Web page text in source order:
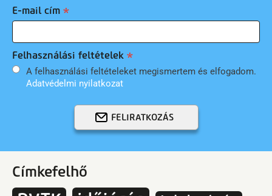
E-mail cím
Felhasználási feltételek
A felhasználási feltételeket megismertem és elfogadom.
Adatvédelmi nyilatkozat
FELIRATKOZÁS
Címkefelhő